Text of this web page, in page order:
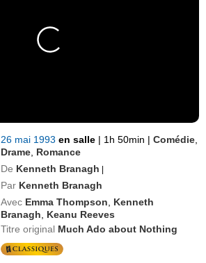
26 mai 1993en salle | 1h 50min | Comédie
Drame Romance
De Kenneth Branagh |
Par Kenneth Branagh
Avec Emma Thompson
Kenneth
Branagh
Keanu Reeves
Titre original Much Ado about Nothing